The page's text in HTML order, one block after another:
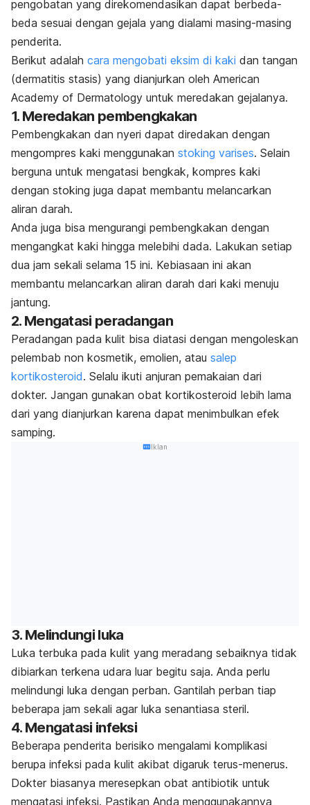
pengobatan yang direkomendasikan dapat berbeda-
beda sesuai dengan gejala yang dialami masing-masing
penderita.
Berikut adalah cara mengobati eksim di kaki dan tangan
(dermatitis stasis) yang dianjurkan oleh American
Academy of Dermatology untuk meredakan gejalanya.
1. Meredakan pembengkakan
Pembengkakan dan nyeri dapat diredakan dengan
mengompres kaki menggunakan stoking varises. Selain
berguna untuk mengatasi bengkak, kompres kaki
dengan stoking juga dapat membantu melancarkan
aliran darah.
Anda juga bisa mengurangi pembengkakan dengan
mengangkat kaki hingga melebihi dada. Lakukan setiap
dua jam sekali selama 15 ini. Kebiasaan ini akan
membantu melancarkan aliran darah dari kaki menuju
jantung.
2. Mengatasi peradangan
Peradangan pada kulit bisa diatasi dengan mengoleskan
pelembab non kosmetik, emolien, atau salep
kortikosteroid. Selalu ikuti anjuran pemakaian dari
dokter. Jangan gunakan obat kortikosteroid lebih lama
dari yang dianjurkan karena dapat menimbulkan efek
samping.
Iklan
3. Melindungi luka
Luka terbuka pada kulit yang meradang sebaiknya tidak
dibiarkan terkena udara luar begitu saja. Anda perlu
melindungi luka dengan perban. Gantilah perban tiap
beberapa jam sekali agar luka senantiasa steril.
4. Mengatasi infeksi
Beberapa penderita berisiko mengalami komplikasi
berupa infeksi pada kulit akibat digaruk terus-menerus.
Dokter biasanya meresepkan obat antibiotik untuk
mengatasi infeksi. Pastikan Anda menggunakannya